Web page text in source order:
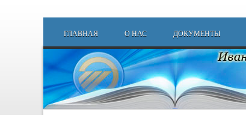
Main menu
ГЛАВНАЯ О НАС ДОКУМЕНТЫ